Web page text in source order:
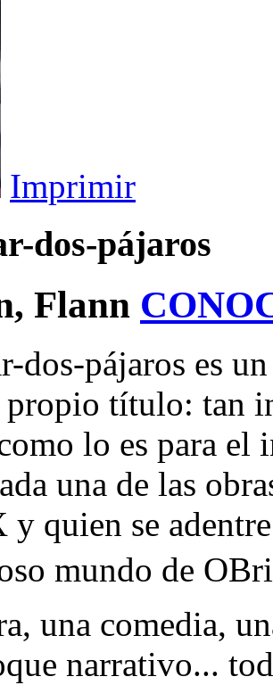
Imprimir
dos-pájaros
Flann
dos-pájaros es
propio título: tan
lo es para el
una de las
quien se
mundo de
una comedia,
narrativo...